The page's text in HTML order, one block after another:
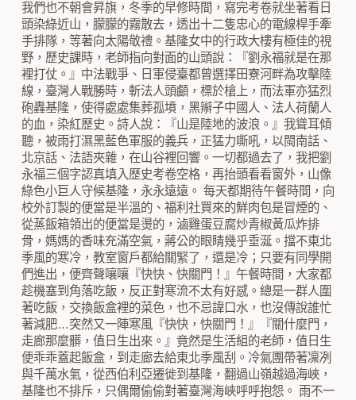
我們也不朝會昇旗，冬季的早修時間，寫完考卷就坐著看日
頭染綠近山，朦朦的霧散去，透出十二隻忠心的電線桿手牽
手排隊，等著向太陽敬禮。基隆女中的行政大樓有極佳的視
野，歷史課時，老師指向對面的山頭說：『劉永福就是在那
裡打仗。』中法戰爭、日軍侵臺都曾選擇田寮河畔為攻擊陸
線，臺灣人戰勝時，斬法人頭顱，標於槍上，而法軍亦猛烈
砲轟基隆，使得處處集葬孤墳，黑辮子中國人、法人荷蘭人
的血，染紅歷史。詩人說：『山是陸地的波浪。』我聳耳傾
聽，被雨打濕黑藍色軍服的義兵，正猛力嘶吼，以閩南話、
北京話、法語夾雜，在山谷裡回響。一切都過去了，我把劉
永福三個字認真填入歷史考卷空格，再抬頭看看窗外，山像
綠色小巨人守候基隆，永永遠遠。 每天都期待午餐時間，向
校外訂製的便當是半溫的、福利社買來的鮮肉包是冒煙的、
從蒸飯箱領出的便當是燙的，滷雞蛋豆腐炒青椒黃瓜炸排
骨，媽媽的香味充滿空氣，蔣公的眼睛幾乎垂涎。擋不東北
季風的寒冷，教室窗戶都給關緊了，還是冷；只要有同學開
們進出，便齊聲嚷嚷『快快、快關門！』午餐時間，大家都
趁機塞到角落吃飯，反正對寒流不太有好感。總是一群人圍
著吃飯，交換飯盒裡的菜色，也不忌諱口水，也沒傳說誰忙
著減肥…突然又一陣寒風『快快，快關門！』『關什麼門，
走廊那麼髒，值日生出來。』竟然是生活組的老師，值日生
便乖乖蓋起飯盒，到走廊去給東北季風刮。冷氣團帶著凜冽
與千萬水氣，從西伯利亞遷徙到基隆，翻過山嶺越過海峽，
基隆也不排斥，只偶爾偷偷對著臺灣海峽呼呼抱怨。 雨不一